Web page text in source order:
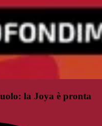
la Joya è pronta